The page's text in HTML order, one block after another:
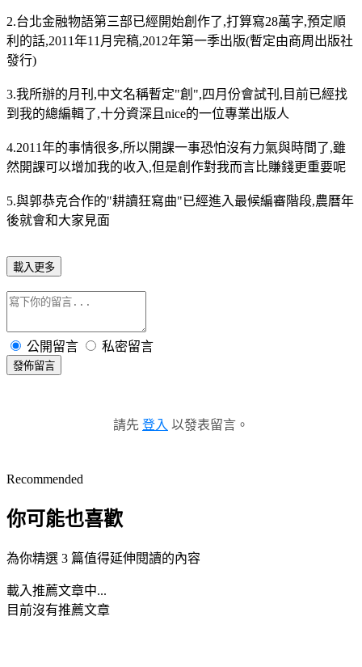
2.台北金融物語第三部已經開始創作了,打算寫28萬字,預定順
利的話,2011年11月完稿,2012年第一季出版(暫定由商周出版社
發行)
3.我所辦的月刊,中文名稱暫定"創",四月份會試刊,目前已經找
到我的總編輯了,十分資深且nice的一位專業出版人
4.2011年的事情很多,所以開課一事恐怕沒有力氣與時間了,雖
然開課可以增加我的收入,但是創作對我而言比賺錢更重要呢
5.與郭恭克合作的"耕讀狂寫曲"已經進入最候編審階段,農曆年
後就會和大家見面
載入更多
公開留言 私密留言
發佈留言
請先 登入 以發表留言。
Recommended
你可能也喜歡
為你精選 3 篇值得延伸閱讀的內容
載入推薦文章中...
目前沒有推薦文章